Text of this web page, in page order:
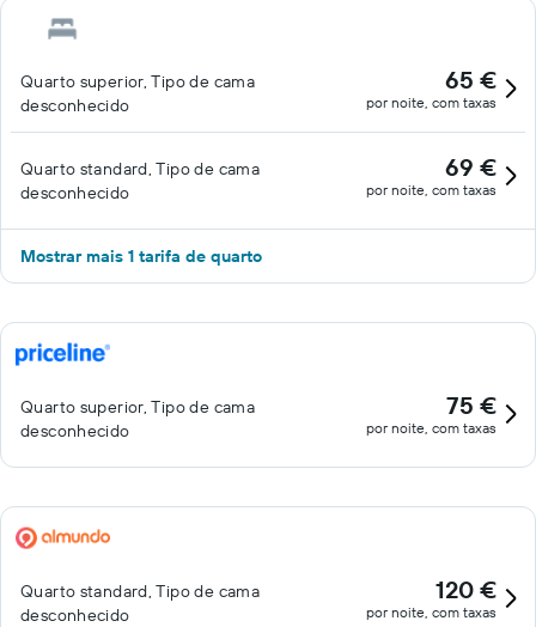
Quarto superior, Tipo de cama
desconhecido
65 €
por noite, com taxas
Quarto standard, Tipo de cama
desconhecido
69 €
por noite, com taxas
Mostrar mais 1 tarifa de quarto
Quarto superior, Tipo de cama
desconhecido
75 €
por noite, com taxas
Quarto standard, Tipo de cama
desconhecido
120 €
por noite, com taxas